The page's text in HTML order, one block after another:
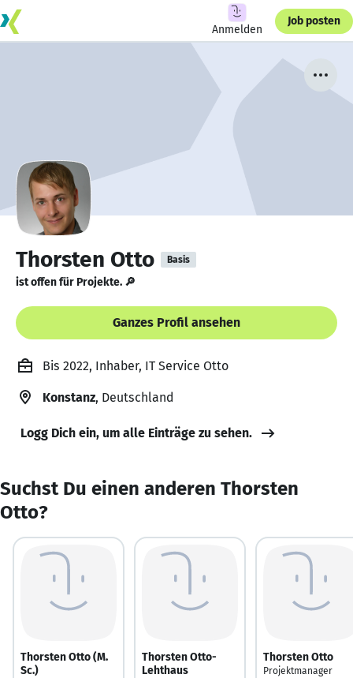
Anmelden
Job posten
Thorsten Otto Basis
ist offen für Projekte. 🔎
Ganzes Profil ansehen
Bis 2022, Inhaber, IT Service Otto
Konstanz, Deutschland
Logg Dich ein, um alle Einträge zu sehen.
Suchst Du einen anderen Thorsten
Otto?
Thorsten Otto (M.
Sc.)
Thorsten Otto-
Lehthaus
Thorsten Otto
Projektmanager